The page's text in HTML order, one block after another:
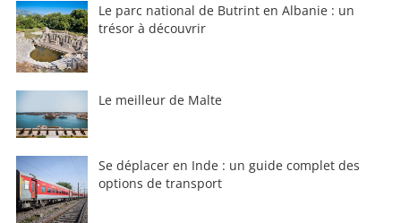
Le parc national de Butrint en Albanie : un
trésor à découvrir
Le meilleur de Malte
Se déplacer en Inde : un guide complet des
options de transport